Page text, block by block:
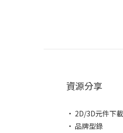
資源分享
• 2D/3D元件下載
• 品牌型錄